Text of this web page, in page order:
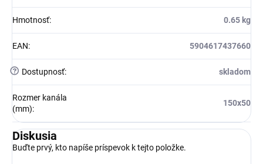
Hmotnosť: 0.65 kg
EAN: 5904617437660
? Dostupnosť: skladom
Rozmer kanála
(mm):
150x50
Diskusia
Buďte prvý, kto napíše príspevok k tejto položke.